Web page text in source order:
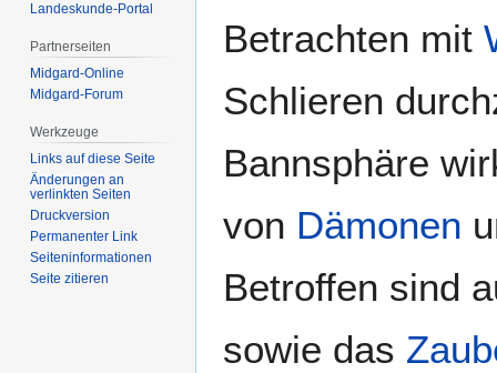
Betrachten mit
Schlieren
Bannsphäre
von Dämonen
Betroffen sind
sowie das
Landeskunde-Portal
Partnerseiten
Midgard-Online
Midgard-Forum
Werkzeuge
Links auf diese Seite
Änderungen an
verlinkten Seiten
Druckversion
Permanenter Link
Seiten­­informationen
Seite zitieren